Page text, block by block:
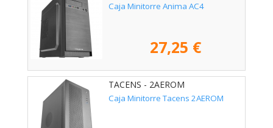
Caja Minitorre Anima AC4
27,25 €
TACENS - 2AEROM
Caja Minitorre Tacens 2AEROM